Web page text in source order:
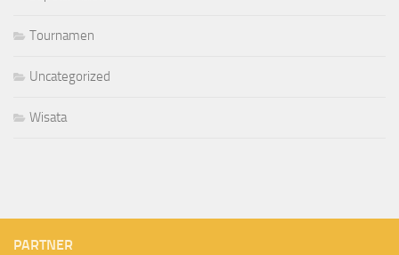
Tournamen
Uncategorized
Wisata
PARTNER